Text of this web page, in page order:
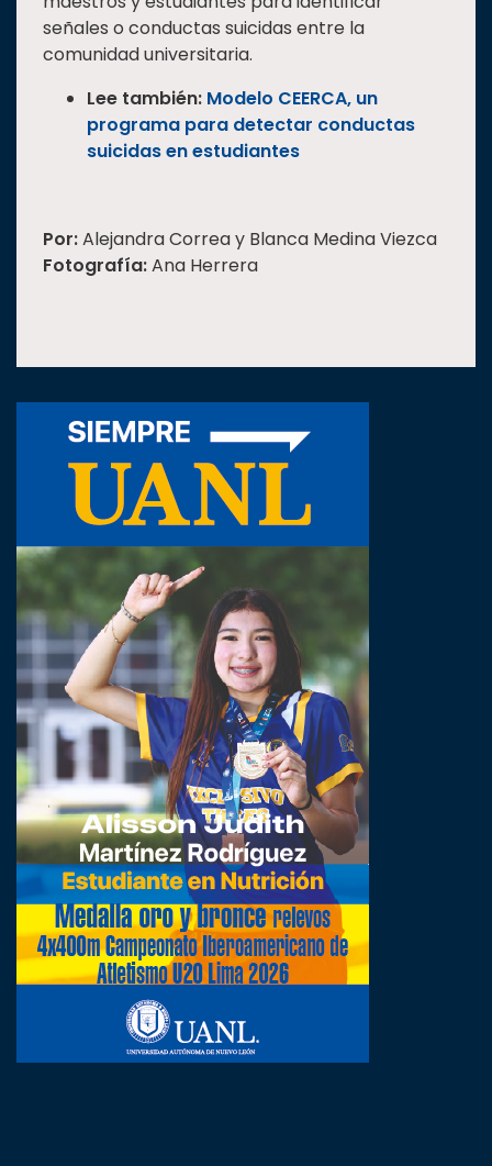
señales o conductas suicidas entre la
comunidad universitaria.
Lee también: Modelo CEERCA, un
programa para detectar conductas
suicidas en estudiantes
Por:Alejandra Correa y Blanca Medina Viezca
Fotografía:Ana Herrera